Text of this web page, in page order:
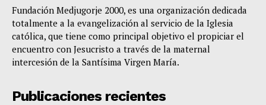
Fundación Medjugorje 2000, es una organización dedicada
totalmente a la evangelización al servicio de la Iglesia
católica, que tiene como principal objetivo el propiciar el
encuentro con Jesucristo a través de la maternal
intercesión de la Santísima Virgen María.
Publicaciones recientes